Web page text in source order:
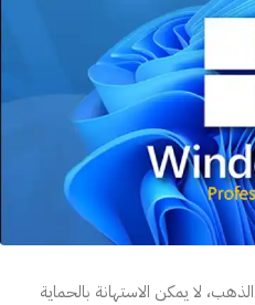
لا يمكن الاستهانة بالحماية